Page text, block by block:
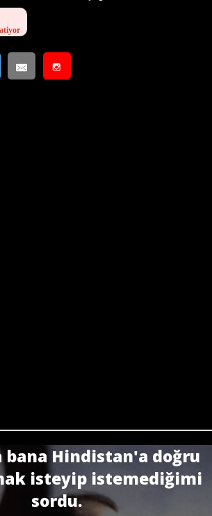
bana Hindistan'a doğru
isteyip istemediğimi
sordu.